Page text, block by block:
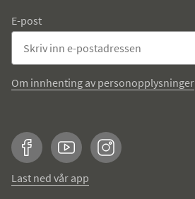
E-post
Om innhenting av personopplysninger
FacebookYouTubeInstagram
Last ned vår app